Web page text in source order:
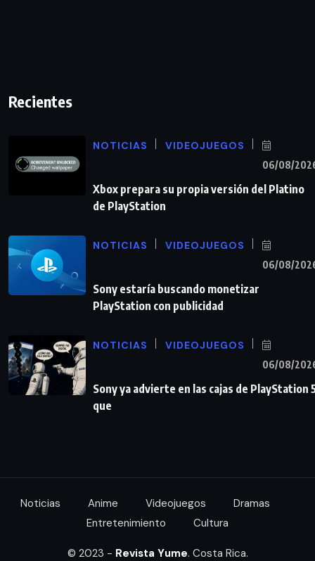
Recientes
NOTICIAS VIDEOJUEGOS
06/08/
Xbox prepara su propia versión del Platino
de PlayStation
NOTICIAS VIDEOJUEGOS
06/08/
Sony estaría buscando monetizar
PlayStation con publicidad
NOTICIAS VIDEOJUEGOS
06/08/
Sony ya advierte en las cajas de PlayStation
que
Noticias Anime Videojuegos
Dramas
Entretenimiento
Cultura
© 2023 - Revista Yume. Costa Rica.